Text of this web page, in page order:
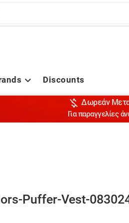
 Discounts
 Δωρεάν
Για παραγγελίες
Puffer-Vest-